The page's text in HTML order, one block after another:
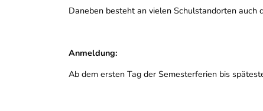
Daneben besteht an vielen Schulstandorten auch
Anmeldung:
Ab dem ersten Tag der Semesterferien bis